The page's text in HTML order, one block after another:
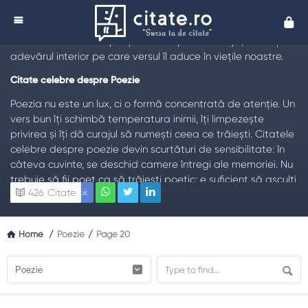
Citate despre Poezie
TL;DR:
Poezia nu descrie doar lumea, ci o face vizibilă.
Citatele celebre despre poezie surprind limbajul, ritmul și
adevărul interior pe care versul îl aduce în viețile noastre.
Citate celebre despre Poezie
Poezia nu este un lux, ci o formă concentrată de atenție. Un
vers bun îți schimbă temperatura inimii, îți limpezește
privirea și îți dă curajul să numești ceea ce trăiești. Citatele
celebre despre poezie devin scurtături de sensibilitate: în
câteva cuvinte, se deschid camere întregi ale memoriei. Nu
trebuie să fii poet ca să trăiești poetic; e suficient să asculți
mai atent, să alegi cuvintele cu grijă și să accepți că uneori
ambivalenței: pot coexista fragilitatea și forța, dorul și
bucuria, întunericul și promisiunea zorilor. Când recitești un
poem, cititorul care ești azi se întâlnește cu cititorul care ai
fost ieri; astfel, textul crește odată cu tine.
Facebook
426 Citate
Home / Poezie / Page 20